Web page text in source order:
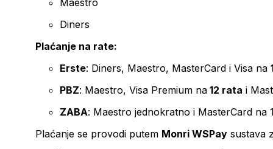
Maestro
Diners
Plaćanje na rate:
Erste: Diners, Maestro, MasterCard i Visa na
PBZ: Maestro, Visa Premium na 12 rata i
ZABA: Maestro jednokratno i MasterCard na
Plaćanje se provodi putem Monri WSPay sustava